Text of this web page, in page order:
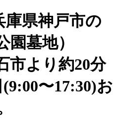
庫県神戸市の
園墓地）
市より約20分
〜17:30)お